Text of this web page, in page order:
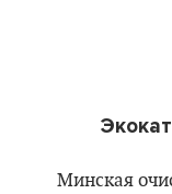
Минская